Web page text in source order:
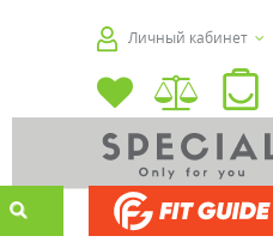
Личный кабинет